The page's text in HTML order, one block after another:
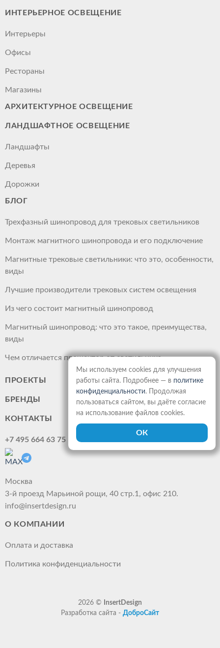
ИНТЕРЬЕРНОЕ ОСВЕЩЕНИЕ
Интерьеры
Офисы
Рестораны
Магазины
АРХИТЕКТУРНОЕ ОСВЕЩЕНИЕ
ЛАНДШАФТНОЕ ОСВЕЩЕНИЕ
Ландшафты
Деревья
Дорожки
БЛОГ
Трехфазный шинопровод для трековых светильников
Монтаж магнитного шинопровода и его подключение
Магнитные трековые светильники: что это, особенности,
виды
Лучшие производители трековых систем освещения
Из чего состоит магнитный шинопровод
Магнитный шинопровод: что это такое, преимущества,
виды
Чем отличается прожектор от светильника
ПРОЕКТЫ
БРЕНДЫ
КОНТАКТЫ
+7 495 664 63 75
Москва
3-й проезд Марьиной рощи, 40 стр.1, офис 210.
info@insertdesign.ru
О КОМПАНИИ
Оплата и доставка
Политика конфиденциальности
2026 ©
InsertDesign
Разработка сайта - ДоброСайт
Мы используем cookies для улучшения
работы сайта. Подробнее — в политике
конфиденциальности. Продолжая
пользоваться сайтом, вы даёте согласие
на использование файлов cookies.